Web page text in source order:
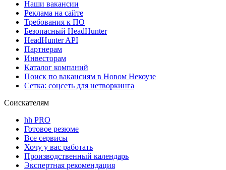
Наши вакансии
Реклама на сайте
Требования к ПО
Безопасный HeadHunter
HeadHunter API
Партнерам
Инвесторам
Каталог компаний
Поиск по вакансиям в Новом Некоузе
Сетка: соцсеть для нетворкинга
Соискателям
hh PRO
Готовое резюме
Все сервисы
Хочу у вас работать
Производственный календарь
Экспертная рекомендация